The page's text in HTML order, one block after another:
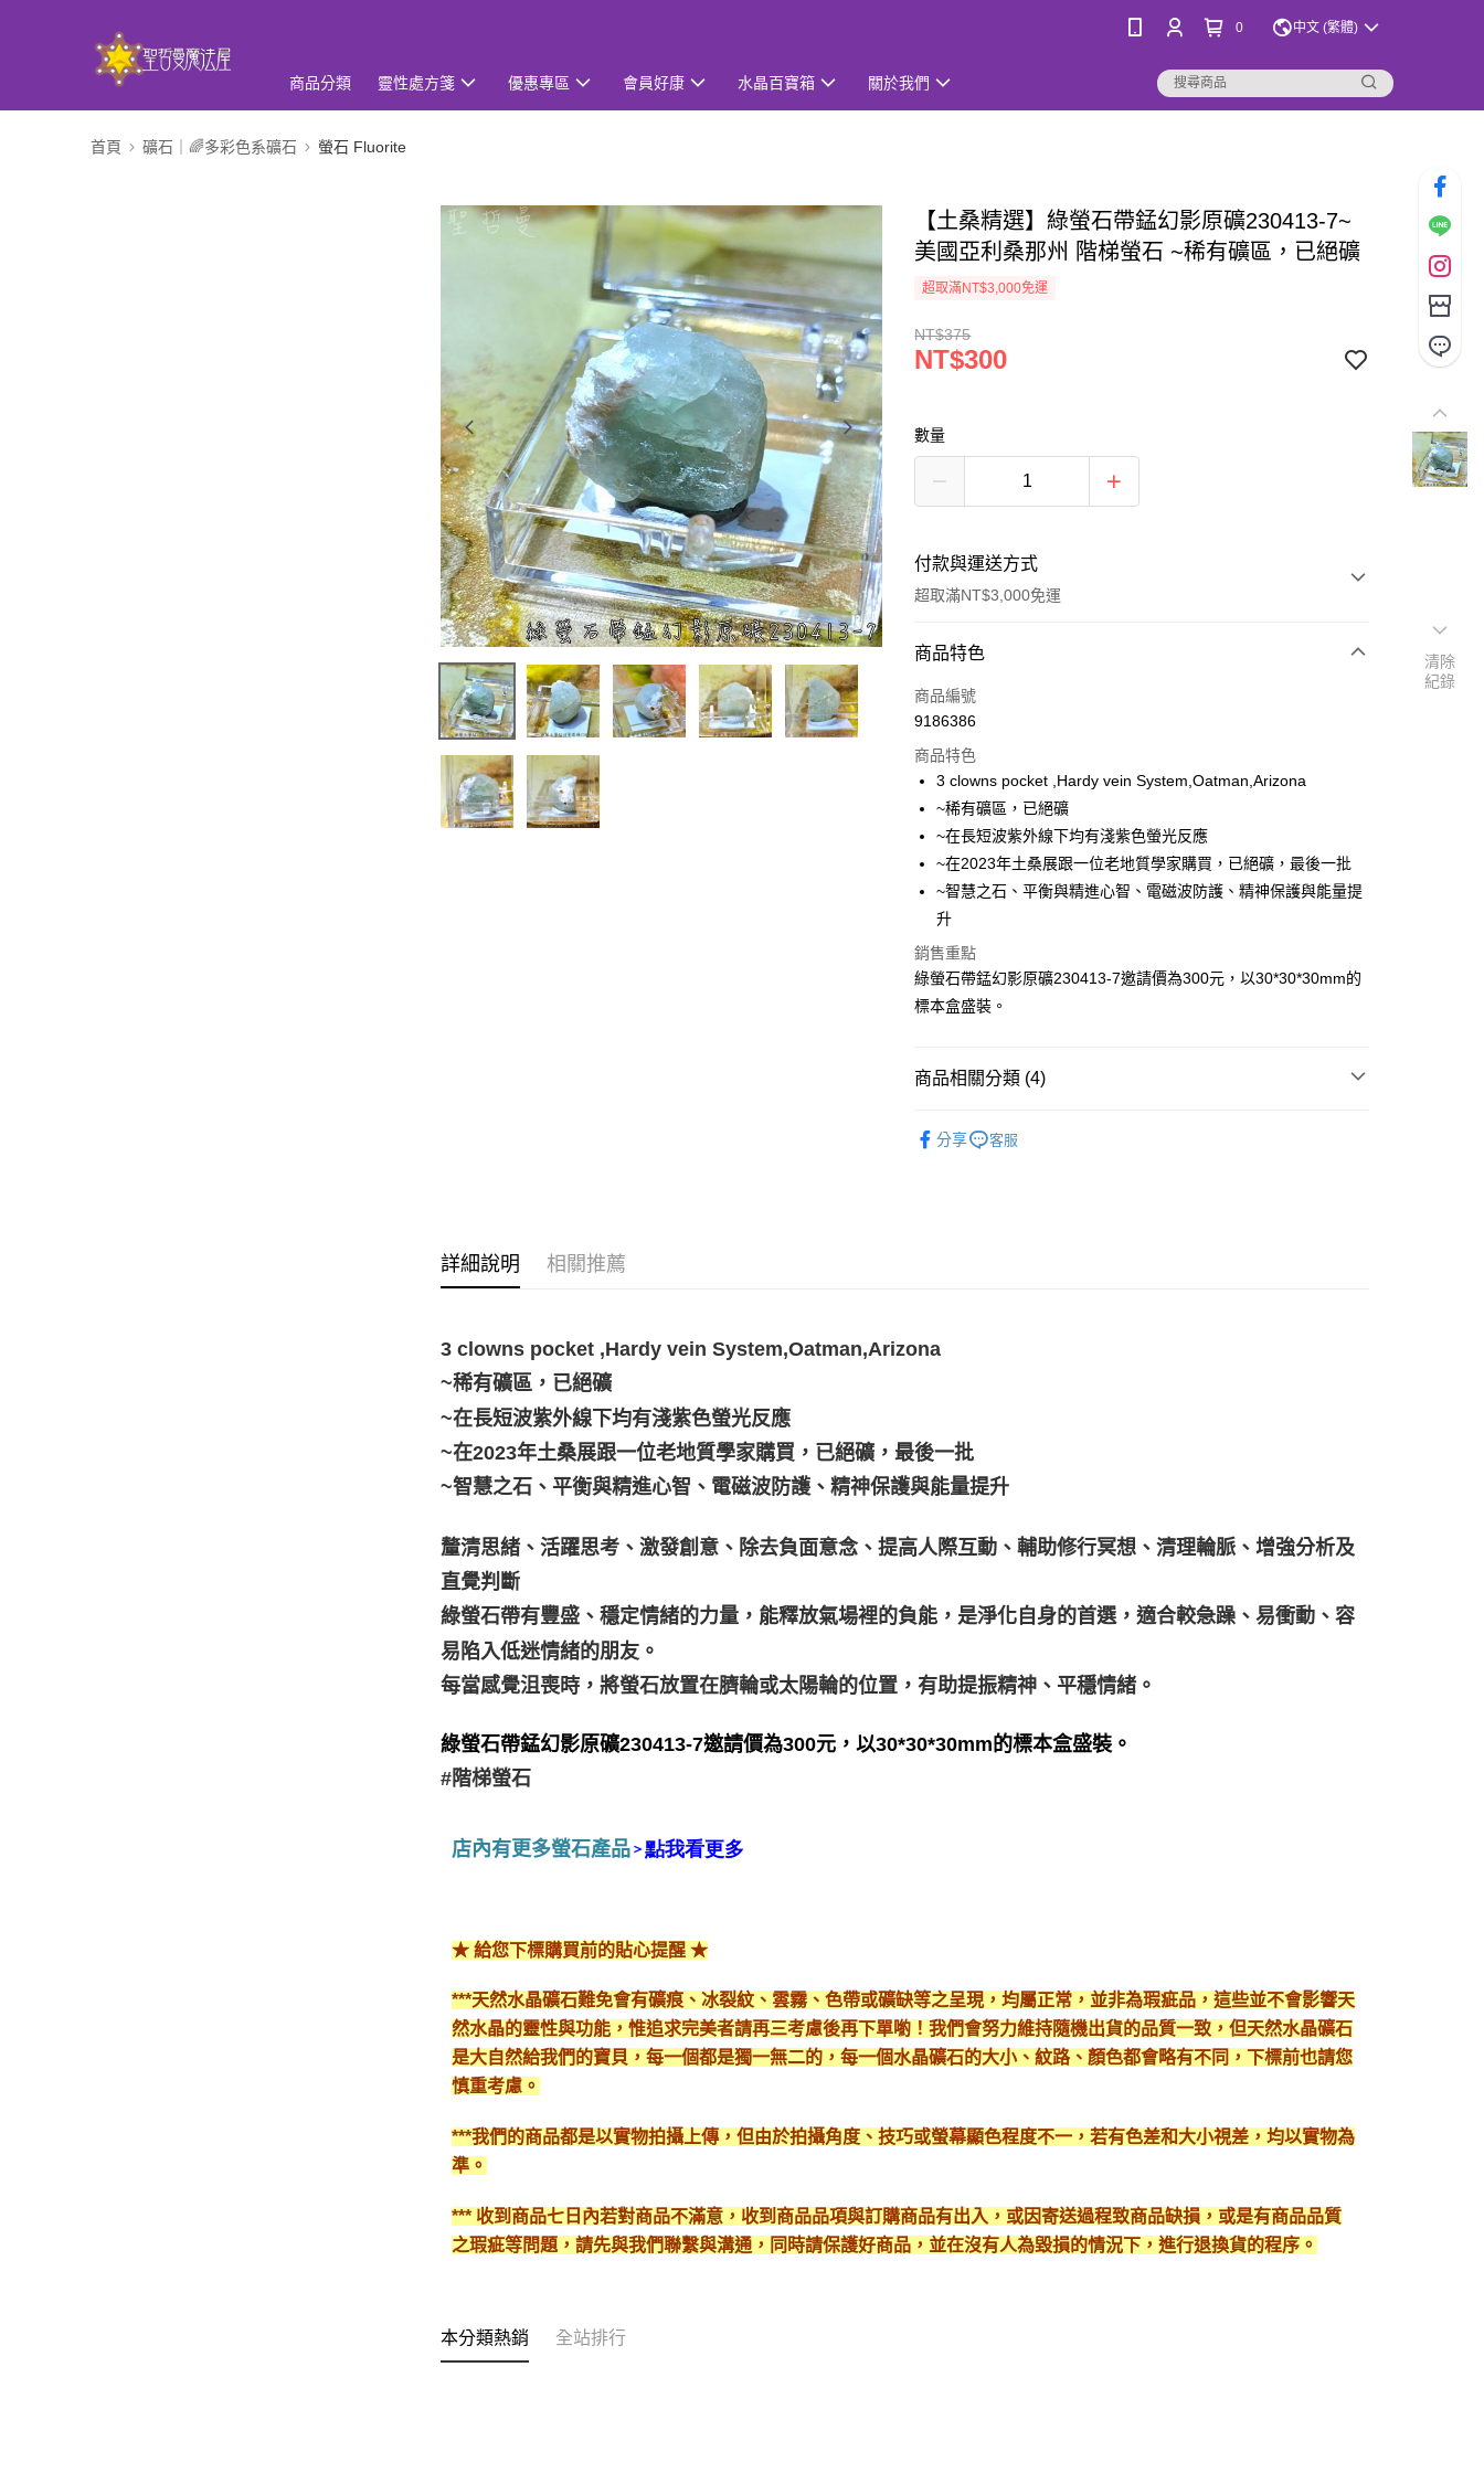
0 中文 (繁體)
商品分類 靈性處方箋 優惠專區 會員好康 水晶百寶箱 關於我們
首頁 礦石｜🌈多彩色系礦石 螢石 Fluorite
【土桑精選】綠螢石帶錳幻影原礦230413-7~
美國亞利桑那州 階梯螢石 ~稀有礦區，已絕礦
超取滿NT$3,000免運
NT$375
NT$300
數量
付款與運送方式
超取滿NT$3,000免運
付款方式
信用卡一次付款
LINE Pay
Apple Pay
街口支付
悠遊付
運送方式
每筆NT$80，滿NT$3,000(含以上)免運費
每筆NT$80，滿NT$3,000(含以上)免運費
商品特色
商品編號
9186386
商品特色
3 clowns pocket ,Hardy vein System,Oatman,Arizona
~稀有礦區，已絕礦
~在長短波紫外線下均有淺紫色螢光反應
~在2023年土桑展跟一位老地質學家購買，已絕礦，最後一批
~智慧之石、平衡與精進心智、電磁波防護、精神保護與能量提
升
銷售重點
綠螢石帶錳幻影原礦230413-7邀請價為300元，以30*30*30mm的
標本盒盛裝。
商品相關分類 (4)
分享 客服
詳細說明 相關推薦
3 clowns pocket ,Hardy vein System,Oatman,Arizona
~稀有礦區，已絕礦
~在長短波紫外線下均有淺紫色螢光反應
~在2023年土桑展跟一位老地質學家購買，已絕礦，最後一批
~智慧之石、平衡與精進心智、電磁波防護、精神保護與能量提升
釐清思緒、活躍思考、激發創意、除去負面意念、提高人際互動、輔助修行冥想、清理輪脈、增強分析及
直覺判斷
綠螢石帶有豐盛、穩定情緒的力量，能釋放氣場裡的負能，是淨化自身的首選，適合較急躁、易衝動、容
易陷入低迷情緒的朋友。
每當感覺沮喪時，將螢石放置在臍輪或太陽輪的位置，有助提振精神、平穩情緒。
綠螢石帶錳幻影原礦230413-7邀請價為300元，以30*30*30mm的標本盒盛裝。
#階梯螢石
店內有更多螢石產品 ＞點我看更多
★ 給您下標購買前的貼心提醒 ★
***天然水晶礦石難免會有礦痕、冰裂紋、雲霧、色帶或礦缺等之呈現，均屬正常，並非為瑕疵品，這些並不會影響天
然水晶的靈性與功能，惟追求完美者請再三考慮後再下單喲！我們會努力維持隨機出貨的品質一致，但天然水晶礦石
是大自然給我們的寶貝，每一個都是獨一無二的，每一個水晶礦石的大小、紋路、顏色都會略有不同，下標前也請您
慎重考慮。
***我們的商品都是以實物拍攝上傳，但由於拍攝角度、技巧或螢幕顯色程度不一，若有色差和大小視差，均以實物為
準。
*** 收到商品七日內若對商品不滿意，收到商品品項與訂購商品有出入，或因寄送過程致商品缺損，或是有商品品質
之瑕疵等問題，請先與我們聯繫與溝通，同時請保護好商品，並在沒有人為毀損的情況下，進行退換貨的程序。
本分類熱銷 全站排行
清除
紀錄